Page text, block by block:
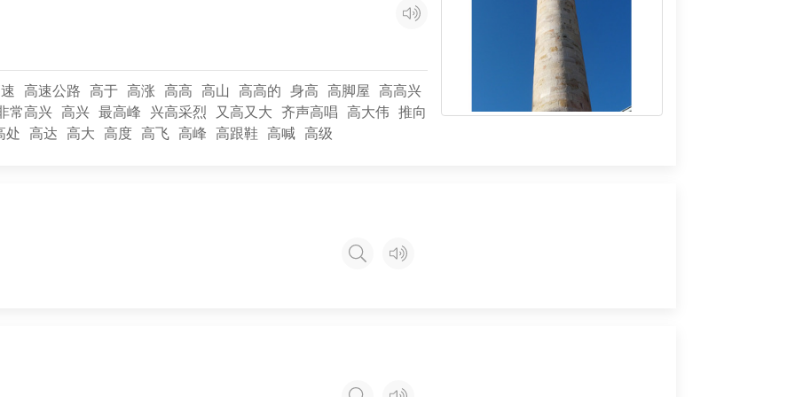
高速公路 高于 高涨 高高 高山 高高的 身高 高脚屋 高高兴
常高兴 高兴 最高峰 兴高采烈 又高又大 齐声高唱 高大伟 推向
处 高达 高大 高度 高飞 高峰 高跟鞋 高喊 高级